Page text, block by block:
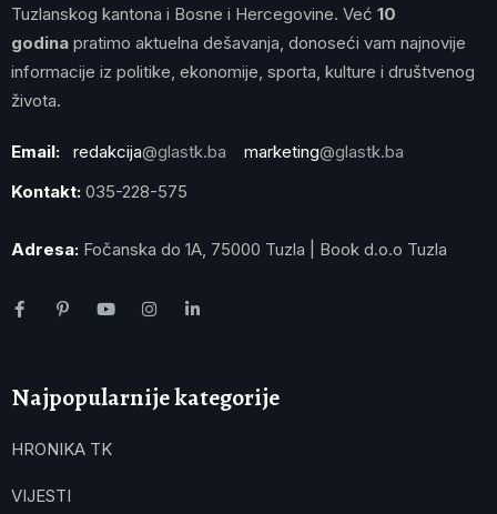
Tuzlanskog kantona i Bosne i Hercegovine. Već 10
godina pratimo aktuelna dešavanja, donoseći vam najnovije
informacije iz politike, ekonomije, sporta, kulture i društvenog
života.
Email: redakcija@glastk.ba marketing@glastk.ba
Kontakt: 035-228-575
Adresa: Fočanska do 1A, 75000 Tuzla | Book d.o.o Tuzla
Najpopularnije kategorije
HRONIKA TK
VIJESTI